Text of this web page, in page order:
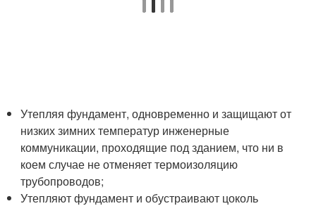
Утепляя фундамент, одновременно и защищают от
низких зимних температур инженерные
коммуникации, проходящие под зданием, что ни в
коем случае не отменяет термоизоляцию
трубопроводов;
Утепляют фундамент и обустраивают цоколь